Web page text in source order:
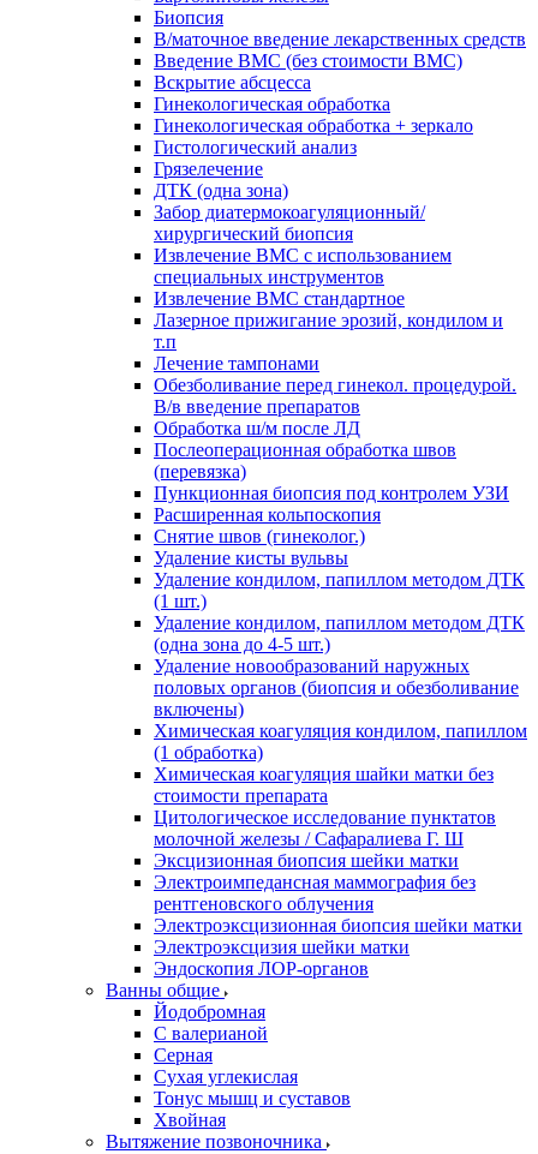
Биопсия
В/маточное введение лекарственных средств
Введение ВМС (без стоимости ВМС)
Вскрытие абсцесса
Гинекологическая обработка
Гинекологическая обработка + зеркало
Гистологический анализ
Грязелечение
ДТК (одна зона)
Забор диатермокоагуляционный/
хирургический биопсия
Извлечение ВМС с использованием
специальных инструментов
Извлечение ВМС стандартное
Лазерное прижигание эрозий, кондилом и
т.п
Лечение тампонами
Обезболивание перед гинекол. процедурой.
В/в введение препаратов
Обработка ш/м после ЛД
Послеоперационная обработка швов
(перевязка)
Пункционная биопсия под контролем УЗИ
Расширенная кольпоскопия
Снятие швов (гинеколог.)
Удаление кисты вульвы
Удаление кондилом, папиллом методом ДТК
(1 шт.)
Удаление кондилом, папиллом методом ДТК
(одна зона до 4-5 шт.)
Удаление новообразований наружных
половых органов (биопсия и обезболивание
включены)
Химическая коагуляция кондилом, папиллом
(1 обработка)
Химическая коагуляция шайки матки без
стоимости препарата
Цитологическое исследование пунктатов
молочной железы / Сафаралиева Г. Ш
Эксцизионная биопсия шейки матки
Электроимпедансная маммография без
рентгеновского облучения
Электроэксцизионная биопсия шейки матки
Электроэксцизия шейки матки
Эндоскопия ЛОР-органов
Ванны общие
Йодобромная
С валерианой
Серная
Сухая углекислая
Тонус мышц и суставов
Хвойная
Вытяжение позвоночника